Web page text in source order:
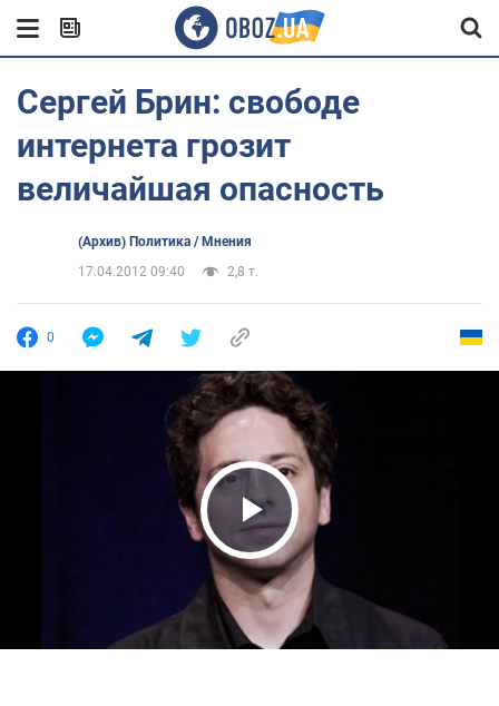
Сергей Брин: свободе
интернета грозит
величайшая опасность
(Архив) Политика / Мнения
17.04.2012 09:40
2,8 т.
0
Play Video